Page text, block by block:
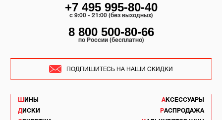
ШИНЫ
ДИСКИ
АКСЕССУАРЫ
РАСПРОДАЖА
+7 495 995-80-40
c 9:00 - 21:00 (без выходных)
8 800 500-80-66
по России (бесплатно)
ПОДПИШИТЕСЬ НА НАШИ СКИДКИ